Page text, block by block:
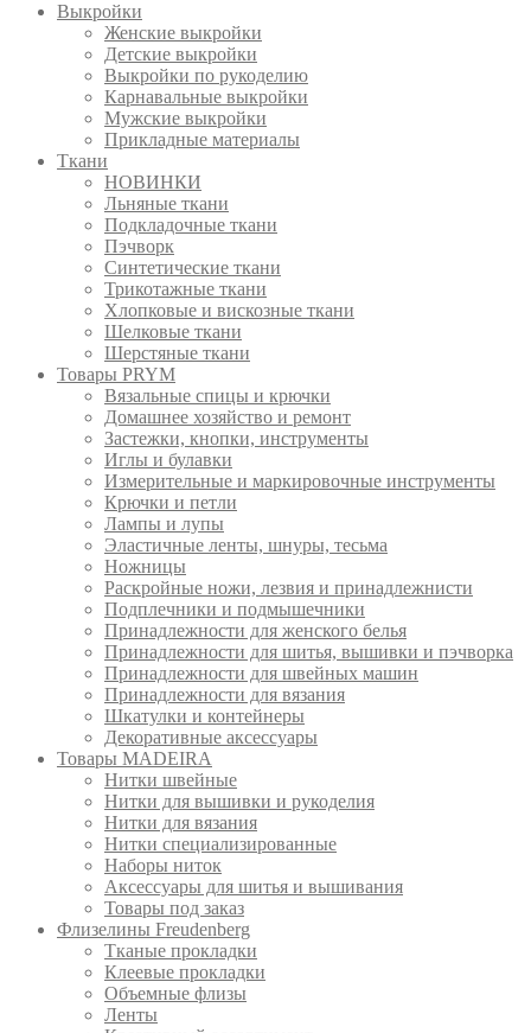
Выкройки
Женские выкройки
Детские выкройки
Выкройки по рукоделию
Карнавальные выкройки
Мужские выкройки
Прикладные материалы
Ткани
НОВИНКИ
Льняные ткани
Подкладочные ткани
Пэчворк
Синтетические ткани
Трикотажные ткани
Хлопковые и вискозные ткани
Шелковые ткани
Шерстяные ткани
Товары PRYM
Вязальные спицы и крючки
Домашнее хозяйство и ремонт
Застежки, кнопки, инструменты
Иглы и булавки
Измерительные и маркировочные инструменты
Крючки и петли
Лампы и лупы
Эластичные ленты, шнуры, тесьма
Ножницы
Раскройные ножи, лезвия и принадлежнисти
Подплечники и подмышечники
Принадлежности для женского белья
Принадлежности для шитья, вышивки и пэчворка
Принадлежности для швейных машин
Принадлежности для вязания
Шкатулки и контейнеры
Декоративные аксессуары
Товары MADEIRA
Нитки швейные
Нитки для вышивки и рукоделия
Нитки для вязания
Нитки специализированные
Наборы ниток
Аксессуары для шитья и вышивания
Товары под заказ
Флизелины Freudenberg
Тканые прокладки
Клеевые прокладки
Объемные флизы
Ленты